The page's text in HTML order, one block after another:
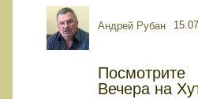
Андрей Рубан
Вечера на